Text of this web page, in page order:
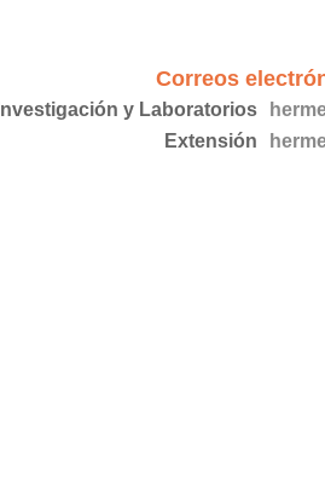
Correos
Investigación y Laboratorios
Extensión